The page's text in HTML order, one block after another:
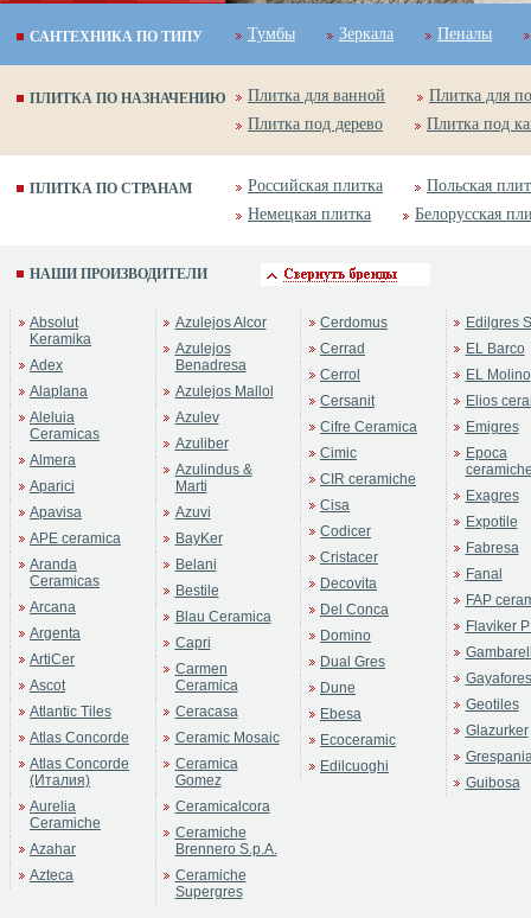
САНТЕХНИКА ПО ТИПУ Тумбы Зеркала Пеналы
ПЛИТКА ПО НАЗНАЧЕНИЮ Плитка для ванной
Плитка для
Плитка под дерево
Плитка под
ПЛИТКА ПО СТРАНАМ Российская плитка
Польская
Немецкая плитка
Белорусская
НАШИ ПРОИЗВОДИТЕЛИ
Absolut
Keramika
Adex
Alaplana
Aleluia
Ceramicas
Almera
Aparici
Apavisa
APE ceramica
Aranda
Ceramicas
Arcana
Argenta
ArtiCer
Ascot
Atlantic Tiles
Atlas Concorde
Atlas Concorde
(Италия)
Aurelia
Ceramiche
Azahar
Azteca
Azulejos Alcor
Azulejos
Benadresa
Azulejos Mallol
Azulev
Azuliber
Azulindus &
Marti
Azuvi
BayKer
Belani
Bestile
Blau Ceramica
Capri
Carmen
Ceramica
Ceracasa
Ceramic Mosaic
Ceramica
Gomez
Ceramicalcora
Ceramiche
Brennero S.p.A.
Ceramiche
Supergres
Cerdomus
Cerrad
Cerrol
Cersanit
Cifre Ceramica
Cimic
CIR ceramiche
Cisa
Codicer
Cristacer
Decovita
Del Conca
Domino
Dual Gres
Dune
Ebesa
Ecoceramic
Edilcuoghi
Edilgres
EL Barco
EL Molino
Elios
Emigres
Epoca
Exagres
Expotile
Fabresa
Fanal
FAP
Flaviker
Gayafores
Geotiles
Glazurker
Guibosa